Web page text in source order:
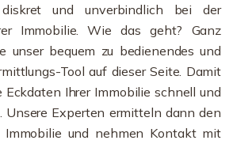
und unverbindlich bei der
Immobilie. Wie das geht? Ganz
unser bequem zu bedienendes und
Tool auf dieser Seite. Damit
Eckdaten Ihrer Immobilie schnell und
Unsere Experten ermitteln dann den
und nehmen Kontakt mit